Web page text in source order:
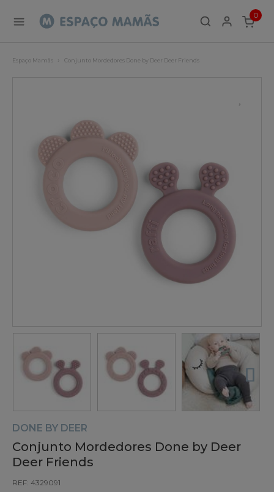
0
ITEMS
Espaço Mamãs Conjunto Mordedores Done by Deer Deer Friends
DONE BY DEER
Conjunto Mordedores Done by Deer
Deer Friends
REF: 4329091